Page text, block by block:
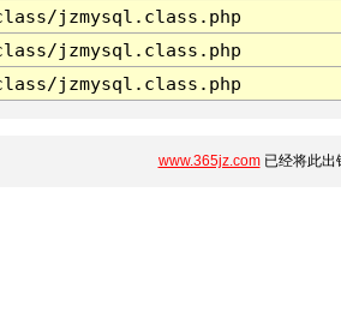
jzmysql.class.php
jzmysql.class.php
jzmysql.class.php
www.365jz.com已经将此出